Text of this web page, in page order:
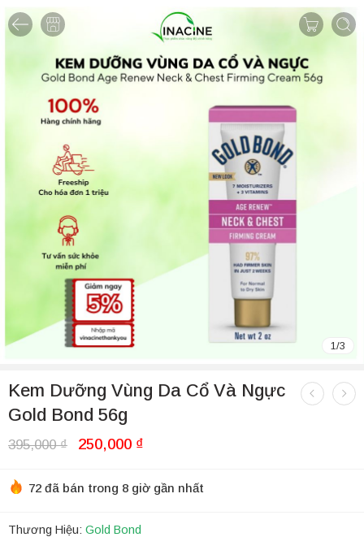
1/3
Kem Dưỡng Vùng Da Cổ Và Ngực
Gold Bond 56g
395,000₫ 250,000 ₫
72 đã bán trong 8 giờ gần nhất
Thương Hiệu: Gold Bond